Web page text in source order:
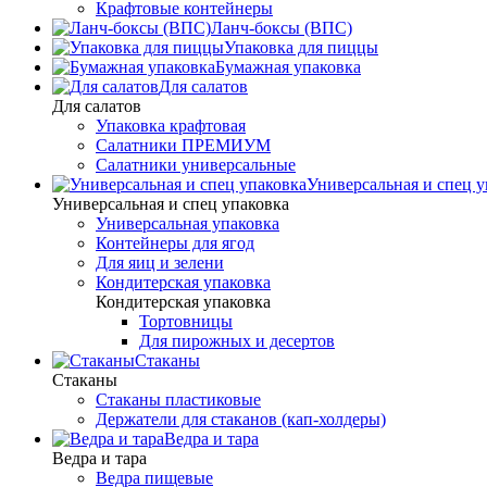
Крафтовые контейнеры
Ланч-боксы (ВПС)
Упаковка для пиццы
Бумажная упаковка
Для салатов
Для салатов
Упаковка крафтовая
Салатники ПРЕМИУМ
Салатники универсальные
Универсальная и спец
Универсальная и спец упаковка
Универсальная упаковка
Контейнеры для ягод
Для яиц и зелени
Кондитерская упаковка
Кондитерская упаковка
Тортовницы
Для пирожных и десертов
Стаканы
Стаканы
Стаканы пластиковые
Держатели для стаканов (кап-холдеры)
Ведра и тара
Ведра и тара
Ведра пищевые